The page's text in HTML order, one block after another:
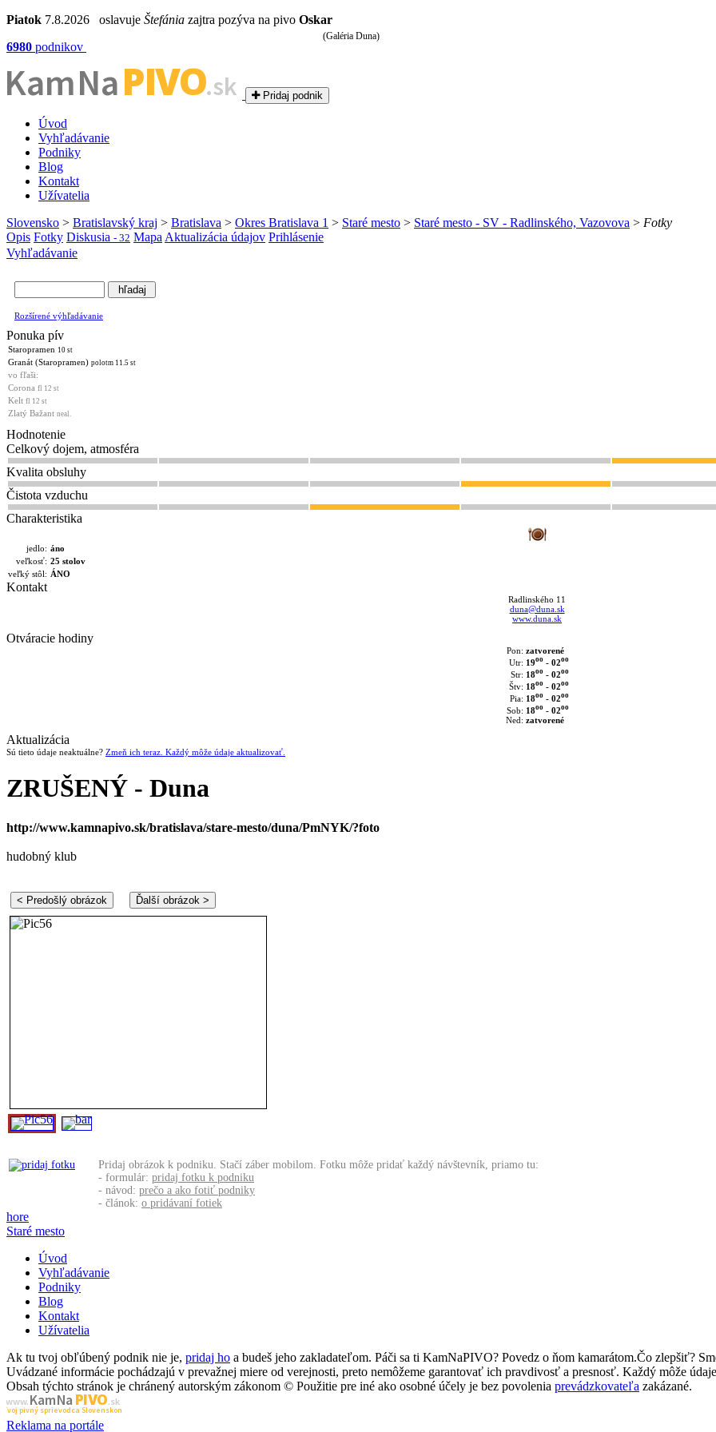
Piatok 7.8.2026 oslavuje Štefánia zajtra pozýva na pivo Oskar
6980 podnikov
Kam NaPIVO.sk Pridaj podnik
Úvod
Vyhľadávanie
Podniky
Blog
Kontakt
Užívatelia
Slovensko > Bratislavský kraj > Bratislava > Okres Bratislava 1 > Staré mesto > Staré mesto - SV - Radlinského, Vazovova > Fotky
Opis Fotky Diskusia - 32 Mapa Aktualizácia údajov Prihlásenie
Vyhľadávanie
Rozšírené výhľadávanie
Ponuka pív
Staropramen 10 st
Granát (Staropramen) polotm 11.5 st
vo fľaši:
Corona fl 12 st
Kelt fl 12 st
Zlatý Bažant neal.
Hodnotenie
Celkový dojem, atmosféra
Kvalita obsluhy
Čistota vzduchu
Charakteristika
jedlo: áno
veľkosť: 25 stolov
veľký stôl: ÁNO
Kontakt
Radlinského 11
duna@duna.sk
www.duna.sk
Otváracie hodiny
Pon: zatvorené
Utr: 19oo- 02oo
Str: 18oo- 02oo
Štv: 18oo- 02oo
Pia: 18oo- 02oo
Sob: 18oo- 02oo
Ned: zatvorené
Aktualizácia
Sú tieto údaje neaktuálne? Zmeň ich teraz. Každý môže údaje aktualizovať.
ZRUŠENÝ - Duna
http://www.kamnapivo.sk/bratislava/stare-mesto/duna/PmNYK/?foto
hudobný klub
(Galéria Duna)
Pridaj obrázok k podniku. Stačí záber mobilom. Fotku môže pridať každý návštevník, priamo tu:
- formulár: pridaj fotku k podniku
- návod: prečo a ako fotiť podniky
- článok: o pridávaní fotiek
hore
Staré mesto
Úvod
Vyhľadávanie
Podniky
Blog
Kontakt
Užívatelia
Ak tu tvoj obľúbený podnik nie je, pridaj ho a budeš jeho zakladateľom. Páči sa ti KamNaPIVO? Povedz o ňom kamarátom.Čo zlepšiť?
Uvádzané informácie pochádzajú v prevažnej miere od verejnosti, preto nemôžeme garantovať ich pravdivosť a presnosť. Každý môže údaje
Obsah týchto stránok je chránený autorským zákonom © Použitie pre iné ako osobné účely je bez povolenia prevádzkovateľa zakázané.
www.Kam Na PIVO.sk
Tvoj pivný sprievodca Slovenskom
Reklama na portále